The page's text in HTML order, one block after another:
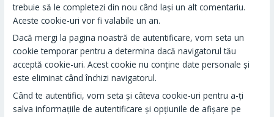
trebuie să le completezi din nou când lași un alt comentariu.
Aceste cookie-uri vor fi valabile un an.
Dacă mergi la pagina noastră de autentificare, vom seta un
cookie temporar pentru a determina dacă navigatorul tău
acceptă cookie-uri. Acest cookie nu conține date personale și
este eliminat când închizi navigatorul.
Când te autentifici, vom seta și câteva cookie-uri pentru a-ți
salva informațiile de autentificare și opțiunile de afișare pe